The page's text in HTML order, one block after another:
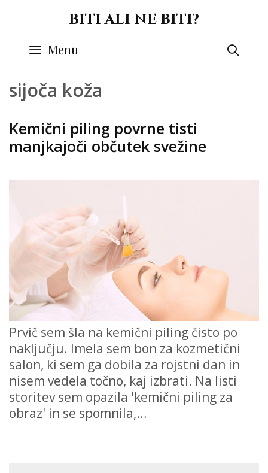
BITI ALI NE BITI?
Menu
sijoča koža
Kemični piling povrne tisti
manjkajoči občutek svežine
Prvič sem šla na kemični piling čisto po
naključju. Imela sem bon za kozmetični
salon, ki sem ga dobila za rojstni dan in
nisem vedela točno, kaj izbrati. Na listi
storitev sem opazila 'kemični piling za
obraz' in se spomnila,…